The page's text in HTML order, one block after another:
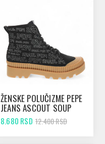
ŽENSKE POLUČIZME PEPE
JEANS ASCOUT SOUP
BLACK
8.680 RSD 12.400 RSD